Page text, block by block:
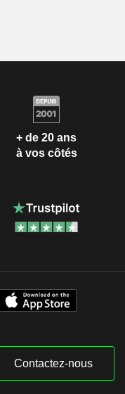
+ de 20 ans
à vos côtés
Contactez-nous